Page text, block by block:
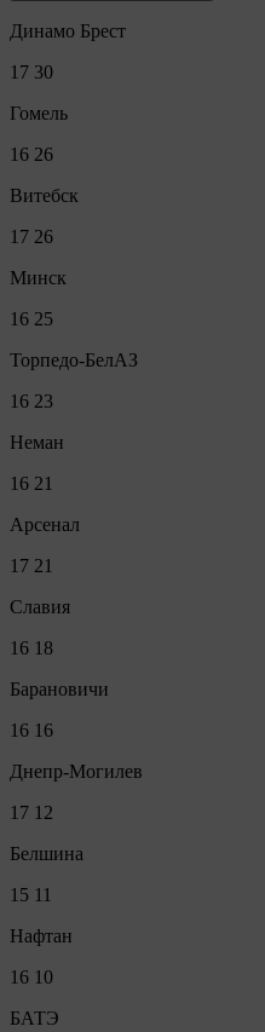
Динамо Брест
17 30
Гомель
16 26
Витебск
17 26
Минск
16 25
Торпедо-БелАЗ
16 23
Неман
16 21
Арсенал
17 21
Славия
16 18
Барановичи
16 16
Днепр-Могилев
17 12
Белшина
15 11
Нафтан
16 10
БАТЭ